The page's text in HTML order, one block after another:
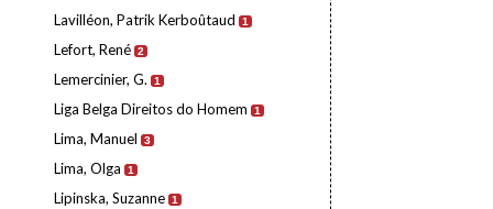
Lavilléon, Patrik Kerboûtaud 1
Lefort, René 2
Lemercinier, G. 1
Liga Belga Direitos do Homem 1
Lima, Manuel 3
Lima, Olga 1
Lipinska, Suzanne 1